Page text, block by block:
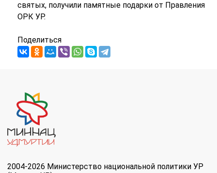
святых, получили памятные подарки от Правления
ОРК УР.
Поделиться
2004-2026 Министерство национальной политики УР